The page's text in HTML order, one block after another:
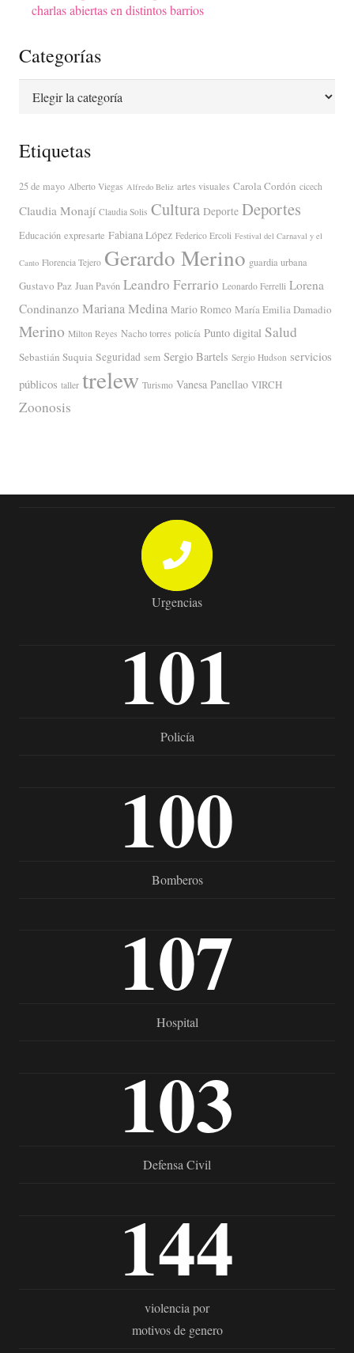
charlas abiertas en distintos barrios
Categorías
Etiquetas
25 de mayo Alberto Viegas Alfredo Beliz artes visuales Carola Cordón cicech
Claudia Monají Claudia Solis Cultura Deporte Deportes
Educación expresarte Fabiana López Federico Ercoli Festival del Carnaval y el
Canto Florencia Tejero Gerardo Merino guardia urbana
Gustavo Paz Juan Pavón Leandro Ferrario Leonardo Ferrelli Lorena
Condinanzo Mariana Medina Mario Romeo María Emilia Damadio
Merino Milton Reyes Nacho torres policía Punto digital Salud
Sebastián Suquia Seguridad sem Sergio Bartels Sergio Hudson servicios
públicos taller trelew Turismo Vanesa Panellao VIRCH
Zoonosis
Urgencias
101
Policía
100
Bomberos
107
Hospital
103
Defensa Civil
144
violencia por
motivos de genero